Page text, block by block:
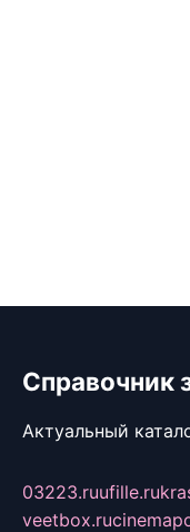
Справочник
Актуальный
03223.ruufille.ru
veetbox.ru